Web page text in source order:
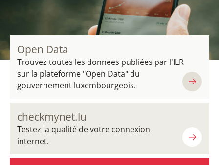
Open Data
Trouvez toutes les données publiées par l'ILR
sur la plateforme "Open Data" du
gouvernement luxembourgeois.
checkmynet.lu
Testez la qualité de votre connexion
internet.